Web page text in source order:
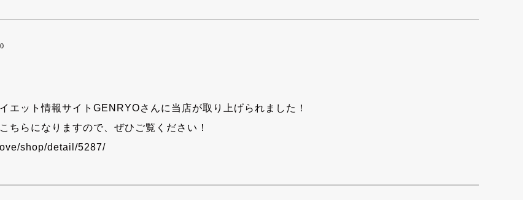
エット情報サイトGENRYOさんに当店が取り上げられました！
ちらになりますので、ぜひご覧ください！
shop/detail/5287/